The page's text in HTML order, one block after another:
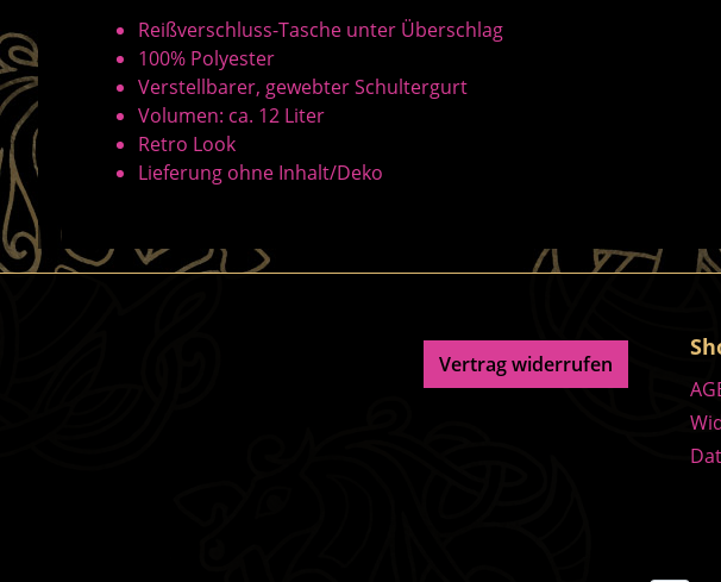
Reißverschluss-Tasche unter Überschlag
100% Polyester
Verstellbarer, gewebter Schultergurt
Volumen: ca. 12 Liter
Retro Look
Lieferung ohne Inhalt/Deko
Vertrag widerrufen